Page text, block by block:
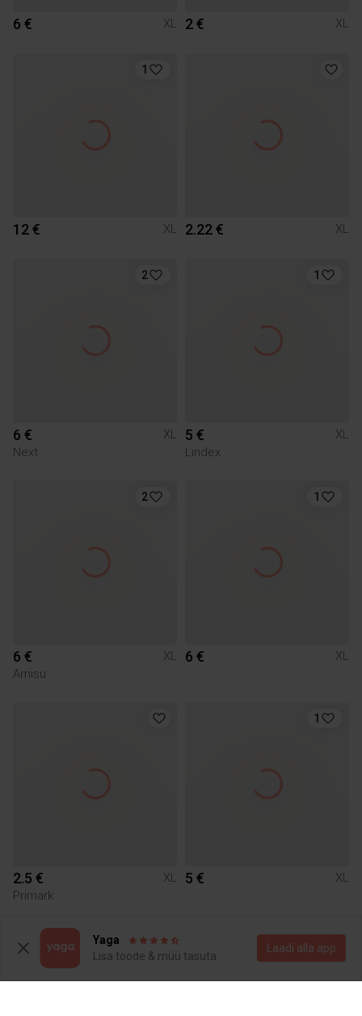
6 € XL 2 € XL
1
12 € XL 2.22 € XL
2
6 €
XL
Next
1
5 €
XL
Lindex
2
6 €
XL
Amisu
1
6 € XL
2.5 €
XL
Primark
1
5 € XL
1
Yaga
Lisa toode & müü tasuta
Laadi alla äpp